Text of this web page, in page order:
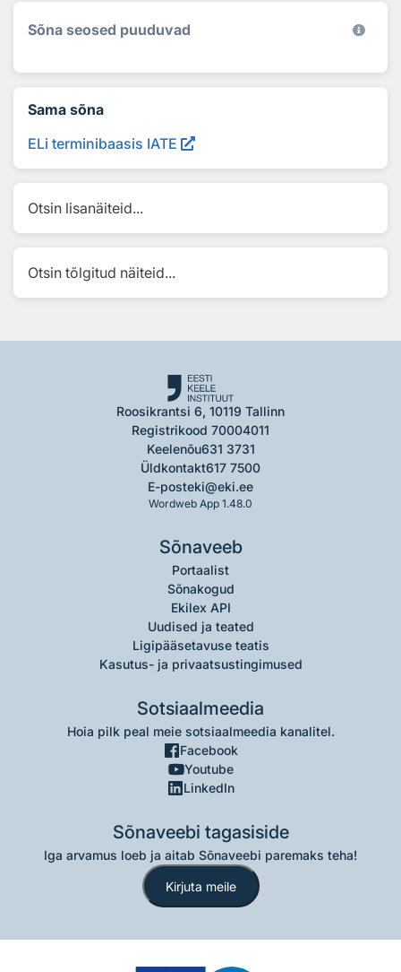
Sõna seosed puuduvad
Sama sõna
ELi terminibaasis IATE
Otsin lisanäiteid...
Otsin tõlgitud näiteid...
Roosikrantsi 6, 10119 Tallinn
Registrikood 70004011
Keelenõu631 3731
Üldkontakt617 7500
E-posteki@eki.ee
Wordweb App 1.48.0
Sõnaveeb
Portaalist
Sõnakogud
Ekilex API
Uudised ja teated
Ligipääsetavuse teatis
Kasutus- ja privaatsustingimused
Sotsiaalmeedia
Hoia pilk peal meie sotsiaalmeedia kanalitel.
Facebook
Youtube
LinkedIn
Sõnaveebi tagasiside
Iga arvamus loeb ja aitab Sõnaveebi paremaks teha!
Kirjuta meile